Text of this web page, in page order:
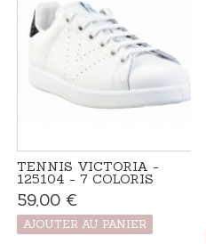
TENNIS VICTORIA -
125104 - 7 COLORIS
59,00 €
options
AJOUTER AU PANIER